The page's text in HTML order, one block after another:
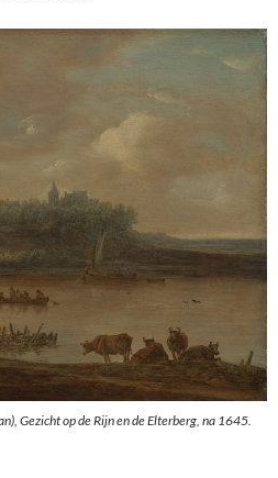
Gezicht op de Rijn en de Elterberg, na 1645.